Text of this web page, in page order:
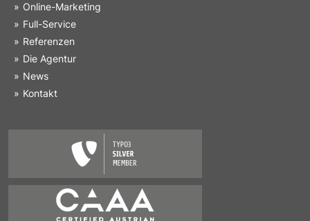
Online-Marketing
Full-Service
Referenzen
Die Agentur
News
Kontakt